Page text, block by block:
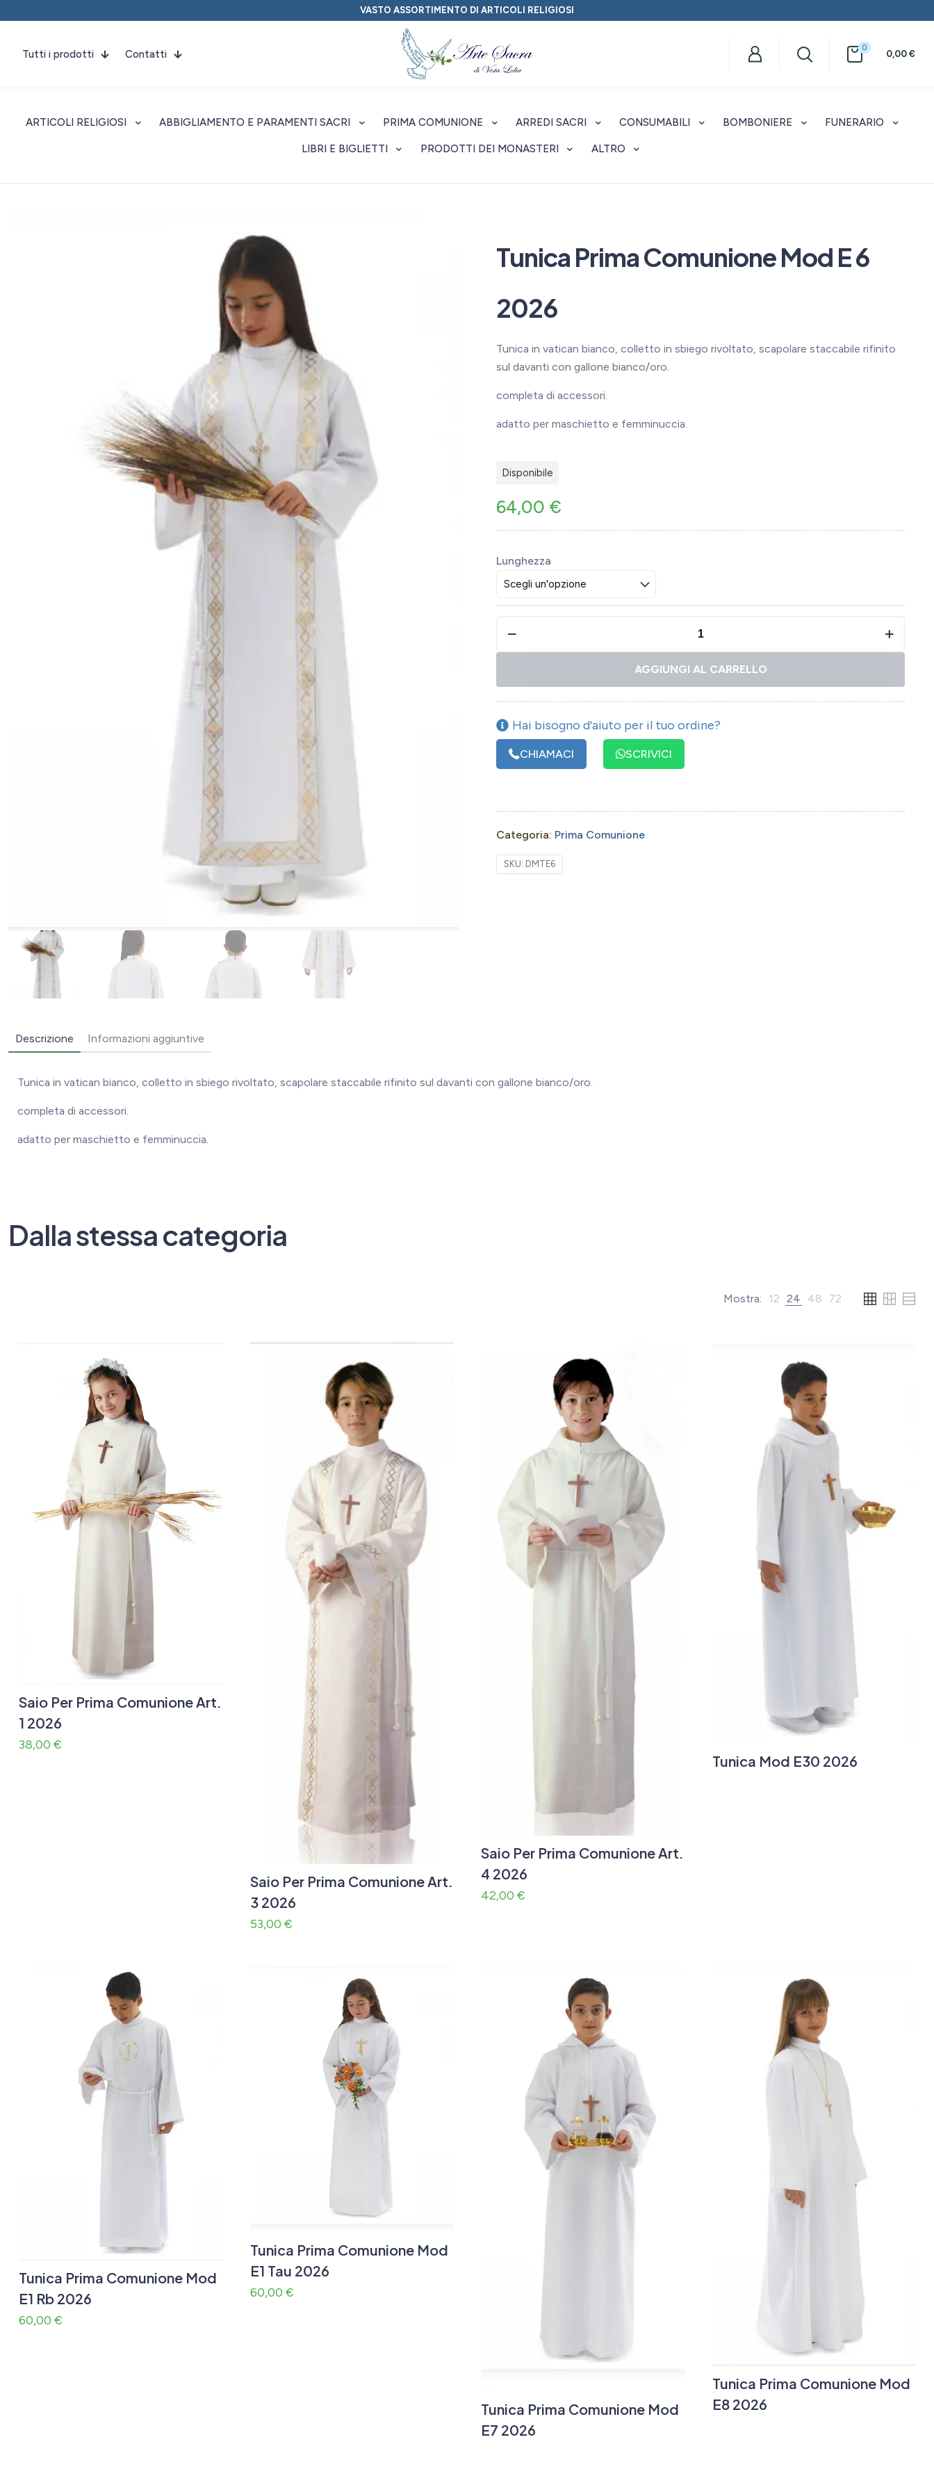
VASTO ASSORTIMENTO DI ARTICOLI RELIGIOSI
Tutti i prodotti Contatti
0
0,00€
ARTICOLI RELIGIOSI ABBIGLIAMENTO E PARAMENTI SACRI PRIMA COMUNIONE ARREDI SACRI CONSUMABILI BOMBONIERE FUNERARIO
LIBRI E BIGLIETTI PRODOTTI DEI MONASTERI ALTRO
Tunica Prima Comunione Mod E 6
2026
Tunica in vatican bianco, colletto in sbiego rivoltato, scapolare staccabile rifinito
sul davanti con gallone bianco/oro.
completa di accessori.
adatto per maschietto e femminuccia.
Disponibile
64,00 €
Lunghezza
AGGIUNGI AL CARRELLO
Hai bisogno d'aiuto per il tuo ordine?
CHIAMACI SCRIVICI
Categoria: Prima Comunione
SKU: DMTE6
Descrizione Informazioni aggiuntive
Tunica in vatican bianco, colletto in sbiego rivoltato, scapolare staccabile rifinito sul davanti con gallone bianco/oro.
completa di accessori.
adatto per maschietto e femminuccia.
Dalla stessa categoria
Mostra: 12 24 48 72
Saio Per Prima Comunione Art.
1 2026
38,00 €
Saio Per Prima Comunione Art.
3 2026
53,00 €
Saio Per Prima Comunione Art.
4 2026
42,00 €
Tunica Mod E30 2026
Tunica Prima Comunione Mod
E1 Rb 2026
60,00 €
Tunica Prima Comunione Mod
E1 Tau 2026
60,00 €
Tunica Prima Comunione Mod
E7 2026
Tunica Prima Comunione Mod
E8 2026